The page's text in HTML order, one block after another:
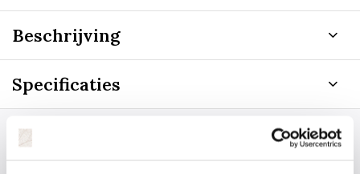
Beschrijving
Specificaties
Staat uw plantsoort of maat er niet